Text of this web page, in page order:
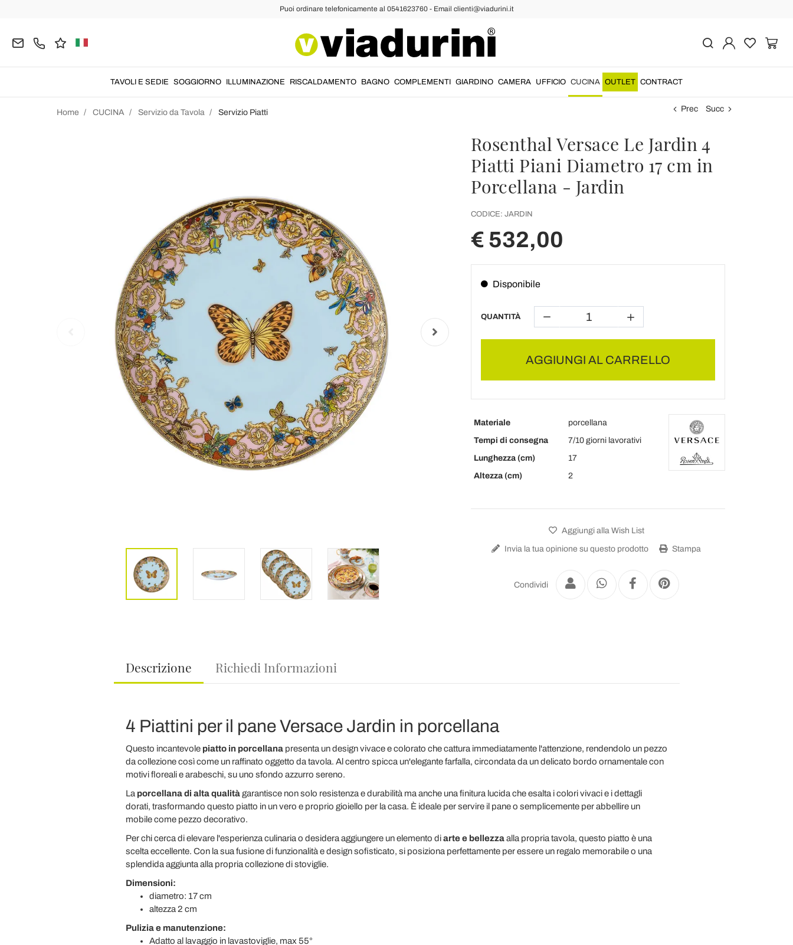
Puoi ordinare telefonicamente al 0541623760 - Email clienti@viadurini.it
TAVOLI E SEDIE SOGGIORNO ILLUMINAZIONE RISCALDAMENTO BAGNO COMPLEMENTI GIARDINO CAMERA UFFICIO CUCINA OUTLET CONTRACT
Home CUCINA Servizio da Tavola Servizio Piatti Prec Succ
Rosenthal Versace Le Jardin 4
Piatti Piani Diametro 17 cm in
Porcellana - Jardin
CODICE: JARDIN
€ 532,00
Disponibile
QUANTITÀ
AGGIUNGI AL CARRELLO
Materiale
porcellana
Tempi di consegna
7/10 giorni lavorativi
Lunghezza (cm)
17
Altezza (cm)
2
Aggiungi alla Wish List
Invia la tua opinione su questo prodotto Stampa
Condividi
Descrizione Richiedi Informazioni
4 Piattini per il pane Versace Jardin in porcellana
Questo incantevole piatto in porcellanapresenta un design vivace e colorato che cattura immediatamente l'attenzione, rendendolo un pezzo
da collezione così come un raffinato oggetto da tavola. Al centro spicca un'elegante farfalla, circondata da un delicato bordo ornamentale con
motivi floreali e arabeschi, su uno sfondo azzurro sereno.
La porcellana di alta qualitàgarantisce non solo resistenza e durabilità ma anche una finitura lucida che esalta i colori vivaci e i dettagli
dorati, trasformando questo piatto in un vero e proprio gioiello per la casa. È ideale per servire il pane o semplicemente per abbellire un
mobile come pezzo decorativo.
Per chi cerca di elevare l'esperienza culinaria o desidera aggiungere un elemento diarte e bellezzaalla propria tavola, questo piatto è una
scelta eccellente. Con la sua fusione di funzionalità e design sofisticato, si posiziona perfettamente per essere un regalo memorabile o una
splendida aggiunta alla propria collezione di stoviglie.
Dimensioni:
diametro: 17 cm
altezza 2 cm
Pulizia e manutenzione:
Adatto al lavaggio in lavastoviglie, max 55°